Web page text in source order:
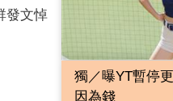
發文悼
獨／曝YT暫停
因為錢